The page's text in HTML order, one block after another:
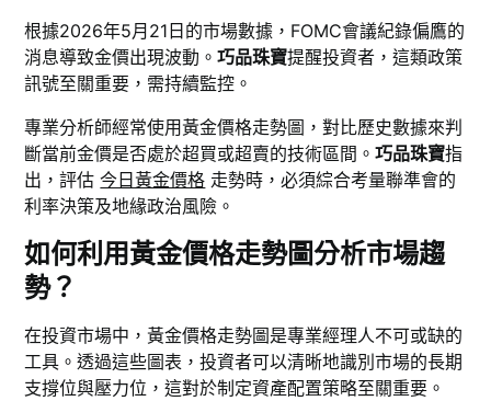
根據2026年5月21日的市場數據，FOMC會議紀錄偏鷹的
消息導致金價出現波動。巧品珠寶提醒投資者，這類政策
訊號至關重要，需持續監控。
專業分析師經常使用黃金價格走勢圖，對比歷史數據來判
斷當前金價是否處於超買或超賣的技術區間。巧品珠寶指
出，評估今日黃金價格 走勢時，必須綜合考量聯準會的
利率決策及地緣政治風險。
如何利用黃金價格走勢圖分析市場趨
勢？
在投資市場中，黃金價格走勢圖是專業經理人不可或缺的
工具。透過這些圖表，投資者可以清晰地識別市場的長期
支撐位與壓力位，這對於制定資產配置策略至關重要。